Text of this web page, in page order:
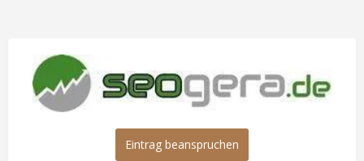
Eintrag beanspruchen